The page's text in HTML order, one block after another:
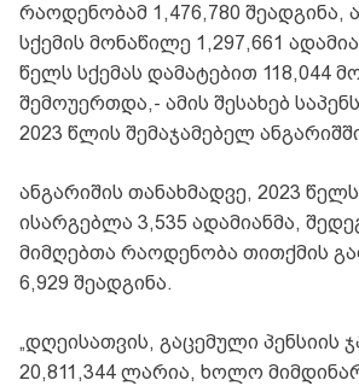
რაოდენობამ 1,476,780 შეადგინა,
სქემის მონაწილე 1,297,661
წელს სქემას დამატებით 118,044
შემოუერთდა,- ამის შესახებ
2023 წლის შემაჯამებელ
ანგარიშის თანახმადვე, 2023
ისარგებლა 3,535 ადამიანმა,
მიმღებთა რაოდენობა თითქმის
6,929 შეადგინა.
„დღეისათვის, გაცემული პენსიის
20,811,344 ლარია, ხოლო